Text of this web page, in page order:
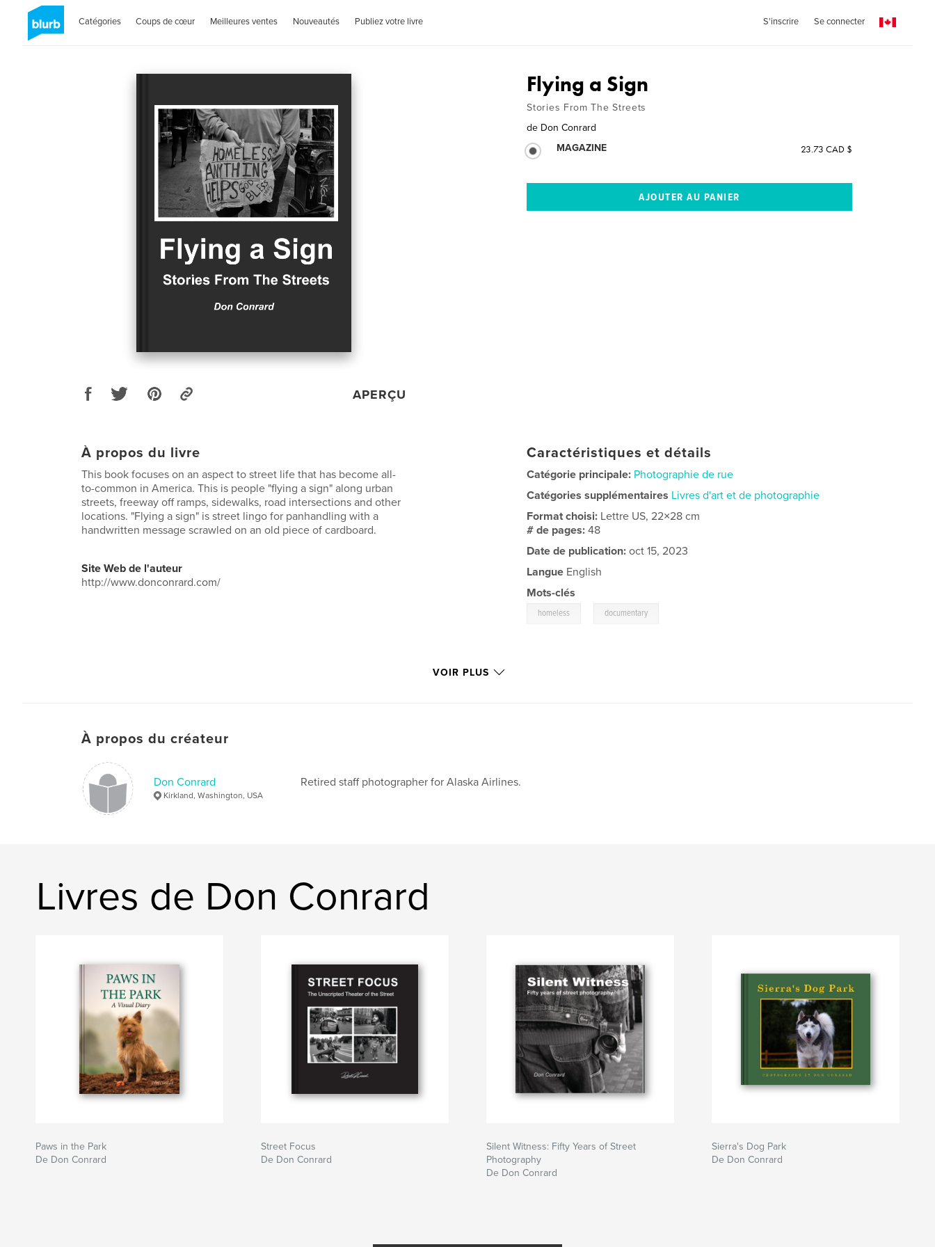
Catégories Coups de cœur Meilleures ventes Nouveautés Publiez votre livre S'inscrire Se connecter
APERÇU
Flying a Sign
Stories From The Streets
de Don Conrard
MAGAZINE
23.73 CAD $
À propos du livre
This book focuses on an aspect to street life that has become all-
to-common in America. This is people "flying a sign" along urban
streets, freeway off ramps, sidewalks, road intersections and other
locations. "Flying a sign" is street lingo for panhandling with a
handwritten message scrawled on an old piece of cardboard.
Site Web de l'auteur
http://www.donconrard.com/
Caractéristiques et détails
Catégorie principale: Photographie de rue
Catégories supplémentaires Livres d'art et de photographie
Format choisi: Lettre US, 22×28 cm
# de pages:48
Date de publication: oct 15, 2023
Langue English
Mots-clés
homeless documentary
VOIR PLUS
À propos du créateur
Don Conrard
Kirkland, Washington, USA
Retired staff photographer for Alaska Airlines.
Livres de Don Conrard
Paws in the Park
De Don Conrard
Street Focus
De Don Conrard
Silent Witness: Fifty Years of Street
Photography
De Don Conrard
Sierra's Dog Park
De Don Conrard